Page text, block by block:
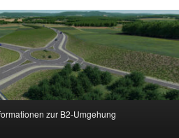
zur B2-Umgehung